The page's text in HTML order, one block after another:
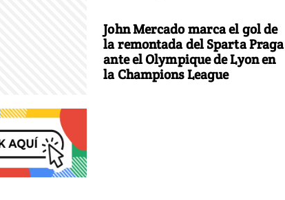
John Mercado marca el gol de
la remontada del Sparta Praga
ante el Olympique de Lyon en
la Champions League